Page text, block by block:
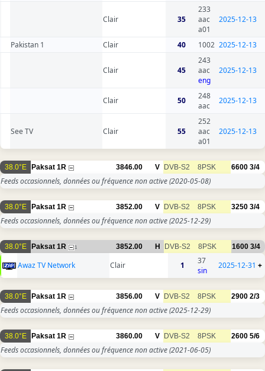
Clair 35
233
aac
a01
2025-12-13
Pakistan 1 Clair 40 1002 2025-12-13
Clair 45
243
aac
eng
2025-12-13
Clair 50
248
aac
2025-12-13
See TV Clair 55
252
aac
a01
2025-12-13
38.0°E Paksat 1R 3846.00 V DVB-S2 8PSK 6600 3/4
Feeds occasionnels, données ou fréquence non active(2020-05-08)
38.0°E Paksat 1R 3852.00 V DVB-S2 8PSK 3250 3/4
Feeds occasionnels, données ou fréquence non active(2025-12-29)
38.0°E Paksat 1R 1 3852.00 H DVB-S2 8PSK 1600 3/4
Awaz TV Network Clair 1
37
sin
2025-12-31 +
38.0°E Paksat 1R 3856.00 V DVB-S2 8PSK 2900 2/3
Feeds occasionnels, données ou fréquence non active(2025-12-29)
38.0°E Paksat 1R 3860.00 V DVB-S2 8PSK 2600 5/6
Feeds occasionnels, données ou fréquence non active(2021-06-05)